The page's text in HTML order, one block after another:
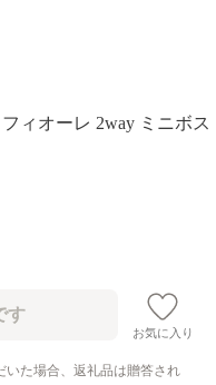
ィオーレ 2way ミニボス
お気に入り
いた場合、返礼品は贈答され